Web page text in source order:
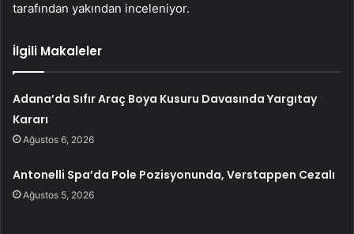
tarafından yakından inceleniyor.
İlgili Makaleler
Adana’da Sıfır Araç Boya Kusuru Davasında Yargıtay
Kararı
Ağustos 6, 2026
Antonelli Spa’da Pole Pozisyonunda, Verstappen Cezalı
Ağustos 5, 2026